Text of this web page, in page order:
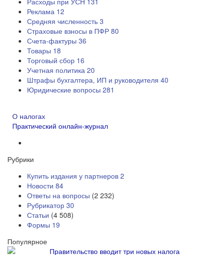
Реклама 12
Средняя численность 3
Страховые взносы в ПФР 80
Счета-фактуры 36
Товары 18
Торговый сбор 16
Учетная политика 20
Штрафы бухгалтера, ИП и руководителя 40
Юридические вопросы 281
О налогах
Практический онлайн-журнал
Рубрики
Купить издания у партнеров 2
Новости 84
Ответы на вопросы (2 232)
Рубрикатор 30
Статьи (4 508)
Формы 19
Популярное
Правительство вводит три новых налога